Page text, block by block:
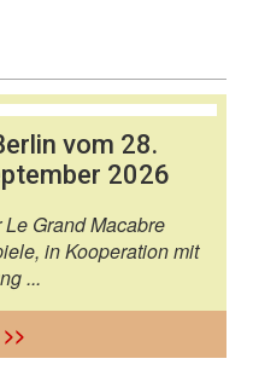
vom 28.
2026
Grand Macabre
in Kooperation mit
...